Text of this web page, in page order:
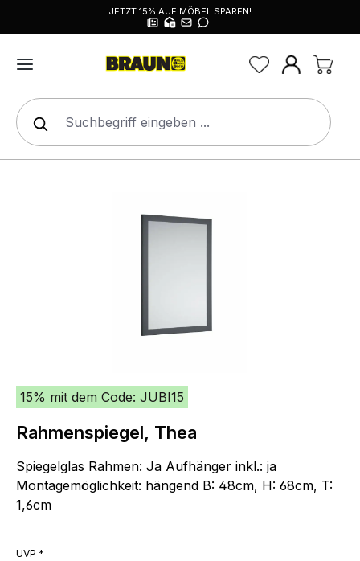
JETZT 15% AUF MÖBEL SPAREN!
15% mit dem Code: JUBI15
Rahmenspiegel, Thea
Spiegelglas Rahmen: Ja Aufhänger inkl.: ja
Montagemöglichkeit: hängend B: 48cm, H: 68cm, T:
1,6cm
UVP *